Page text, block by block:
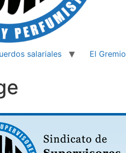
salariales El Gremio